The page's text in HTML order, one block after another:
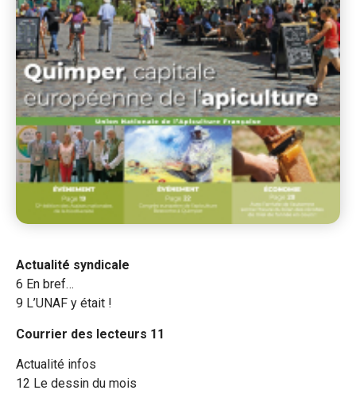
Actualité syndicale
6 En bref…
9 L’UNAF y était !
Courrier des lecteurs 11
Actualité infos
12 Le dessin du mois